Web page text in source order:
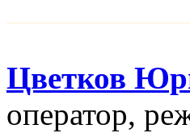
Цветков
оператор,